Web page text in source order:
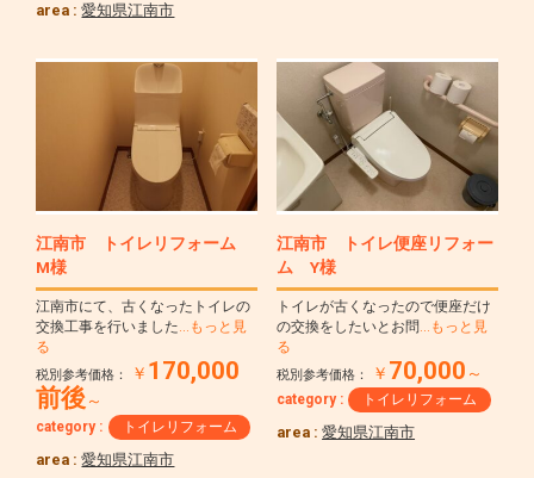
area :愛知県江南市
江南市 トイレリフォーム
M様
江南市にて、古くなったトイレの
交換工事を行いました…もっと見
る
税別参考価格： ￥ 170,000
前後～
category : トイレリフォーム
area :愛知県江南市
江南市 トイレ便座リフォー
ム Y様
トイレが古くなったので便座だけ
の交換をしたいとお問…もっと見
る
税別参考価格： ￥ 70,000 ～
category : トイレリフォーム
area :愛知県江南市